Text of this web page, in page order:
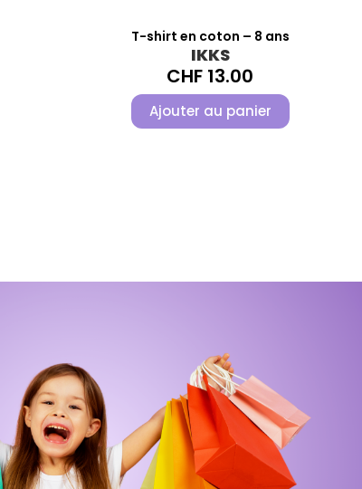
T-shirt en coton – 8 ans
IKKS
CHF 13.00
Ajouter au panier